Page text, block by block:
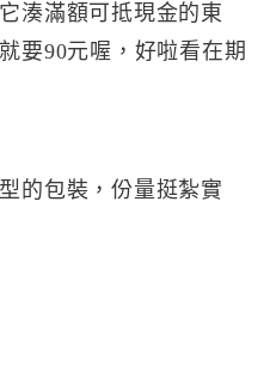
湊滿額可抵現金的東
要90元喔，好啦看在期
的包裝，份量挺紮實